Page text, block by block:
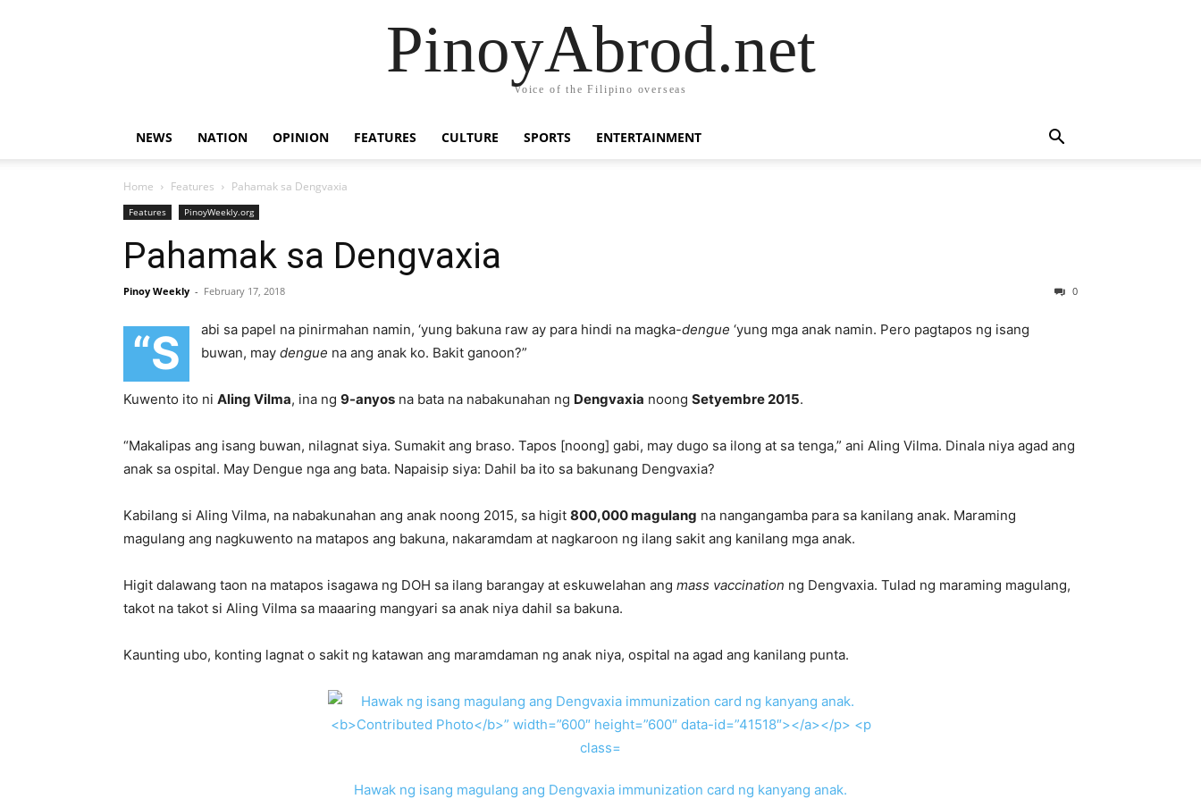
PinoyAbrod.net
Voice of the Filipino overseas
NEWS NATION OPINION FEATURES CULTURE SPORTS ENTERTAINMENT
Home Features Pahamak sa Dengvaxia
Features PinoyWeekly.org
Pahamak sa Dengvaxia
Pinoy Weekly - February 17, 2018 0
“S abi sa papel na pinirmahan namin, ‘yung bakuna raw ay para hindi na magka-dengue ‘yung mga anak namin. Pero pagtapos ng isang
buwan, may dengue na ang anak ko. Bakit ganoon?”
Kuwento ito ni Aling Vilma, ina ng 9-anyos na bata na nabakunahan ng Dengvaxia noong Setyembre 2015.
“Makalipas ang isang buwan, nilagnat siya. Sumakit ang braso. Tapos [noong] gabi, may dugo sa ilong at sa tenga,” ani Aling Vilma. Dinala niya agad ang
anak sa ospital. May Dengue nga ang bata. Napaisip siya: Dahil ba ito sa bakunang Dengvaxia?
Kabilang si Aling Vilma, na nabakunahan ang anak noong 2015, sa higit 800,000 magulang na nangangamba para sa kanilang anak. Maraming
magulang ang nagkuwento na matapos ang bakuna, nakaramdam at nagkaroon ng ilang sakit ang kanilang mga anak.
Higit dalawang taon na matapos isagawa ng DOH sa ilang barangay at eskuwelahan ang mass vaccination ng Dengvaxia. Tulad ng maraming magulang,
takot na takot si Aling Vilma sa maaaring mangyari sa anak niya dahil sa bakuna.
Kaunting ubo, konting lagnat o sakit ng katawan ang maramdaman ng anak niya, ospital na agad ang kanilang punta.
Hawak ng isang magulang ang Dengvaxia immunization card ng kanyang anak.